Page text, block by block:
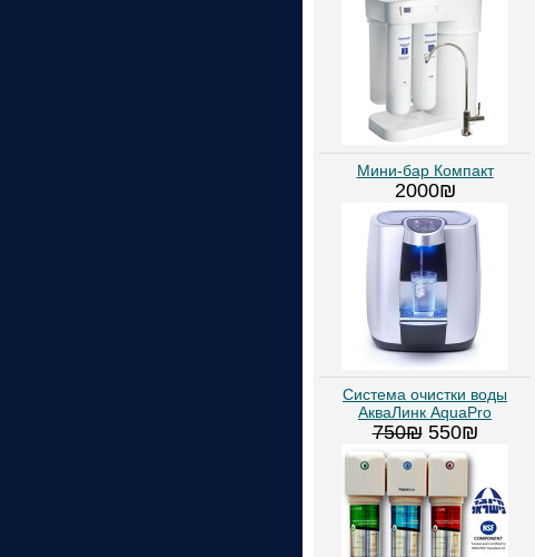
Мини-бар Компакт
2000₪
Система очистки воды
АкваЛинк AquaPro
750₪ 550₪